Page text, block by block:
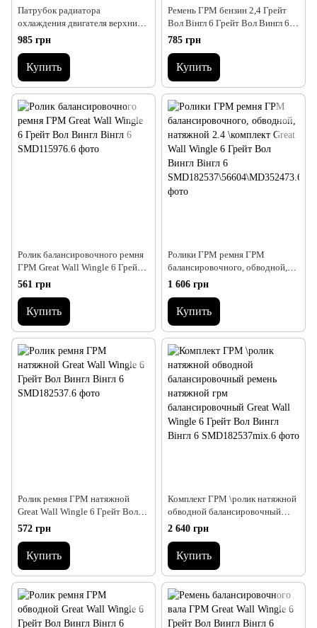
Патрубок радиатора
охлаждения двигателя верхний
Great Wall Wingle 6 Грейт Вол
Вингл 6 Great Wall Wingle
WINGLE 6
985 грн
Купить
Ремень ГРМ бензин 2,4 Грейт
Вол Вінгл 6 Грейт Вол Вингл 6
Great Wall Wingle WINGLE 6
785 грн
Купить
Ролик балансировочного ремня
ГРМ Great Wall Wingle 6 Грейт
Вол Вингл Вінгл 6
561 грн
Купить
Ролики ГРМ ремня ГРМ
балансировочного, обводной,
натяжной 2.4 \комплект Great
Wall Wingle 6 Грейт Вол Вингл
Вінгл 6
1 606 грн
Купить
Ролик ремня ГРМ натяжной
Great Wall Wingle 6 Грейт Вол
Вингл Вінгл 6
572 грн
Купить
Комплект ГРМ \ролик натяжной
обводной балансировочный
ремень натяжной грм
балансировочный Great Wall
Wingle 6 Грейт Вол Вингл Вінгл
2 640 грн
Купить